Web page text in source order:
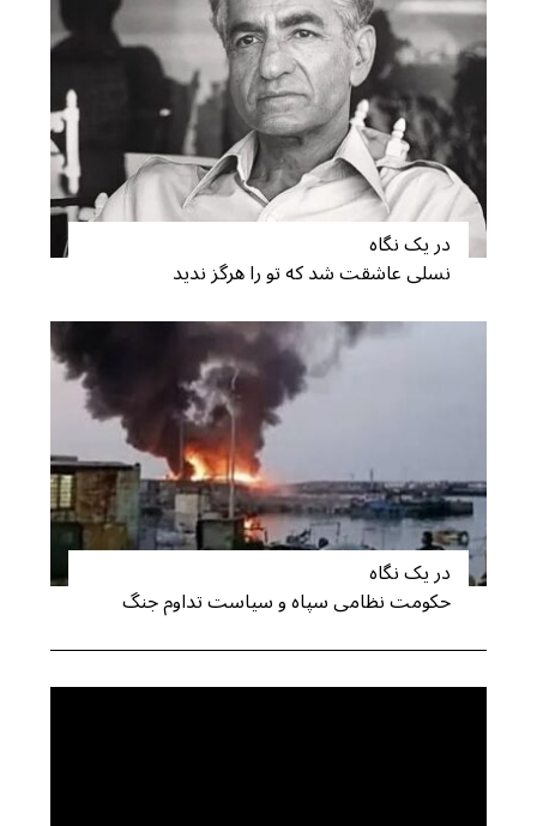
در یک نگاه
نسلی عاشقت شد که تو را هرگز ندید
در یک نگاه
حکومت نظامی سپاه و سیاست تداوم جنگ
S
e
a
c